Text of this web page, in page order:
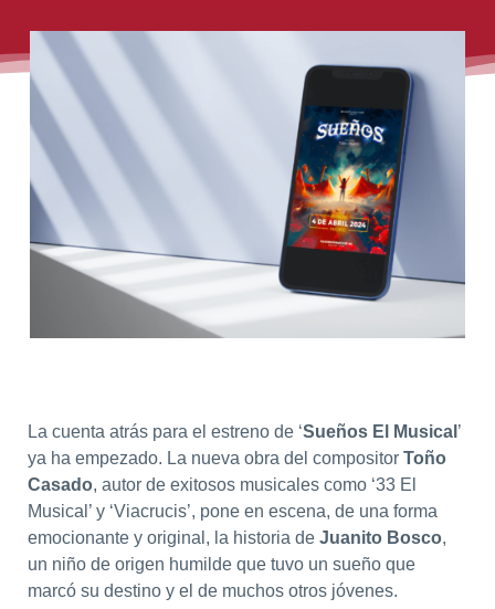
La cuenta atrás para el estreno de ‘Sueños El Musical ’
ya ha empezado. La nueva obra del compositor Toño
Casado, autor de exitosos musicales como ‘33 El
Musical’ y ‘Viacrucis’, pone en escena, de una forma
emocionante y original, la historia de Juanito Bosco,
un niño de origen humilde que tuvo un sueño que
marcó su destino y el de muchos otros jóvenes.